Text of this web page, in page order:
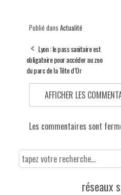
Publié dans Actualité
Lyon : le pass sanitaire est
obligatoire pour accéder au zoo
du parc de la Tête d’Or
AFFICHER LES
Les commentaires sont
réseaux